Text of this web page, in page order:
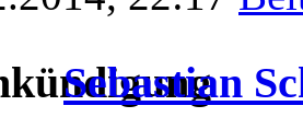
Sebastian